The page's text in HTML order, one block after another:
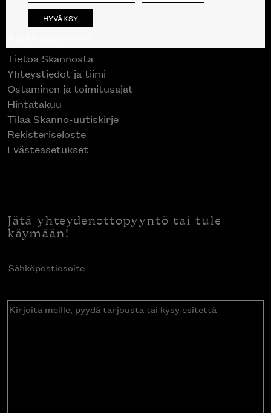
Tietoa Skannosta
Yhteystiedot ja tiimi
Ostaminen ja toimitusajat
Hintatakuu
Tilaa Skanno-uutiskirje
Rekisteriseloste
Evästeasetukset
Jätä yhteydenottopyyntö tai tule
käymään!
Sähköpostiosoite(Pakollinen)
Kirjoita
HYVÄKSY